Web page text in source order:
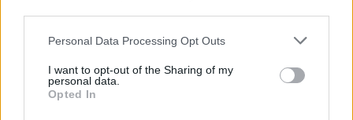
Please note that this website/app uses one or more Google
not limited to your visit or usage behaviour. You may click to
grant or deny consent to Google and its third-party tags to
use your data for below specified purposes in below Google
Personal Data Processing Opt Outs
I want to opt-out of the Sharing of my
personal data.
Opted In